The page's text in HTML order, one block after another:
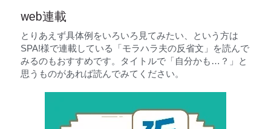
web連載
とりあえず具体例をいろいろ見てみたい、という方は
SPA!様で連載している「モラハラ夫の反省文」を読んで
みるのもおすすめです。タイトルで「自分かも…？」と
思うものがあれば読んでみてください。